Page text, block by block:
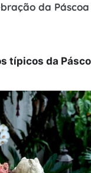
da Páscoa
típicos da